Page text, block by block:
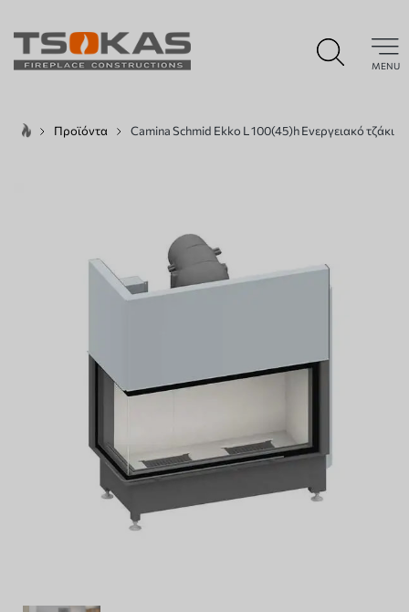
MENU
Προϊόντα Camina Schmid Ekko L 100(45)h Ενεργειακό τζάκι